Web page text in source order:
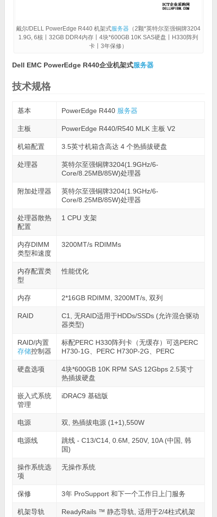
戴尔/DELL PowerEdge R440 机架式服务器 （2颗*英特尔至强铜牌3204
1.9G, 6核丨32GB DDR4内存丨4块*600GB 10K SAS硬盘丨H330阵列
卡丨3年保修）
Dell EMC PowerEdge R440企业机架式服务器
技术规格
基本 PowerEdge R440 服务器
主板 PowerEdge R440/R540 MLK 主板 V2
机箱配置 3.5英寸机箱含高达 4 个热插拔硬盘
处理器
英特尔至强铜牌3204(1.9GHz/6-
Core/8.25MB/85W)处理器
附加处理器
英特尔至强铜牌3204(1.9GHz/6-
Core/8.25MB/85W)处理器
处理器散热
配置
1 CPU 支架
内存DIMM
类型和速度
3200MT/s RDIMMs
内存配置类
型
性能优化
内存 2*16GB RDIMM, 3200MT/s, 双列
RAID
C1, 无RAID适用于HDDs/SSDs (允许混合驱动
器类型)
RAID/内置
存储控制器
标配PERC H330阵列卡（无缓存）可选PERC
Η730-1G、PERC Η730P-2G、PERC
硬盘选项
4块*600GB 10K RPM SAS 12Gbps 2.5英寸
热插拔硬盘
嵌入式系统
管理
iDRAC9 基础版
电源 双, 热插拔电源 (1+1),550W
电源线
跳线 - C13/C14, 0.6M, 250V, 10A (中国, 韩
国)
操作系统选
项
无操作系统
保修 3年 ProSupport 和下一个工作日上门服务
机架导轨 ReadyRails ™ 静态导轨, 适用于2/4柱式机架